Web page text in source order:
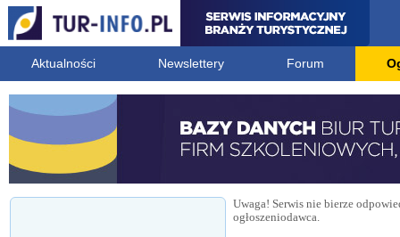
Aktualności Newslettery Forum
Uwaga! Serwis nie bierze
ogłoszeniodawca.